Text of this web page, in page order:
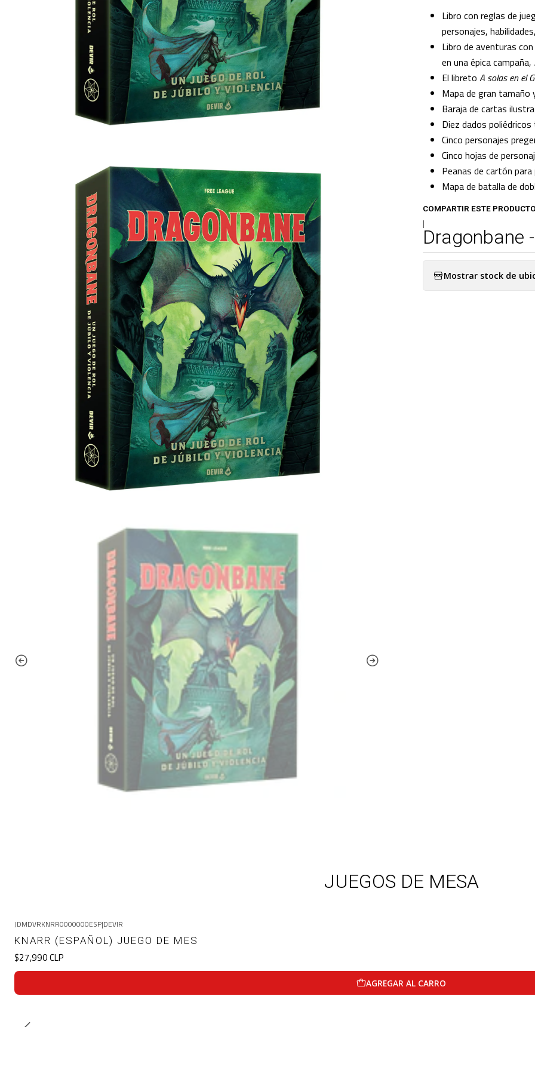
Libro con reglas de
personajes,
Libro de aventuras
en una épica campaña,
El libreto A solas en el
Mapa de gran tamaño
Baraja de cartas
Diez dados
Cinco personajes
Cinco hojas de
Peanas de cartón
Mapa de batalla de
COMPARTIR ESTE PRODUCTO
|
Dragonbane
Mostrar stock de
JUEGOS DE MESA
JDMDVRKNRR0000000ESP|DEVIR
KNARR (ESPAÑOL) JUEGO DE MES
$27,990 CLP
AGREGAR AL CARRO